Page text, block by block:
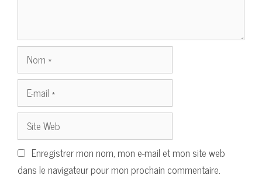
Nom
mail
Site
Web
Enregistrer mon nom, mon e-mail et mon site web
dans le navigateur pour mon prochain commentaire.